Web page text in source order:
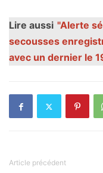
Lire aussi "Alerte
secousses
avec un dernier le
Article précédent